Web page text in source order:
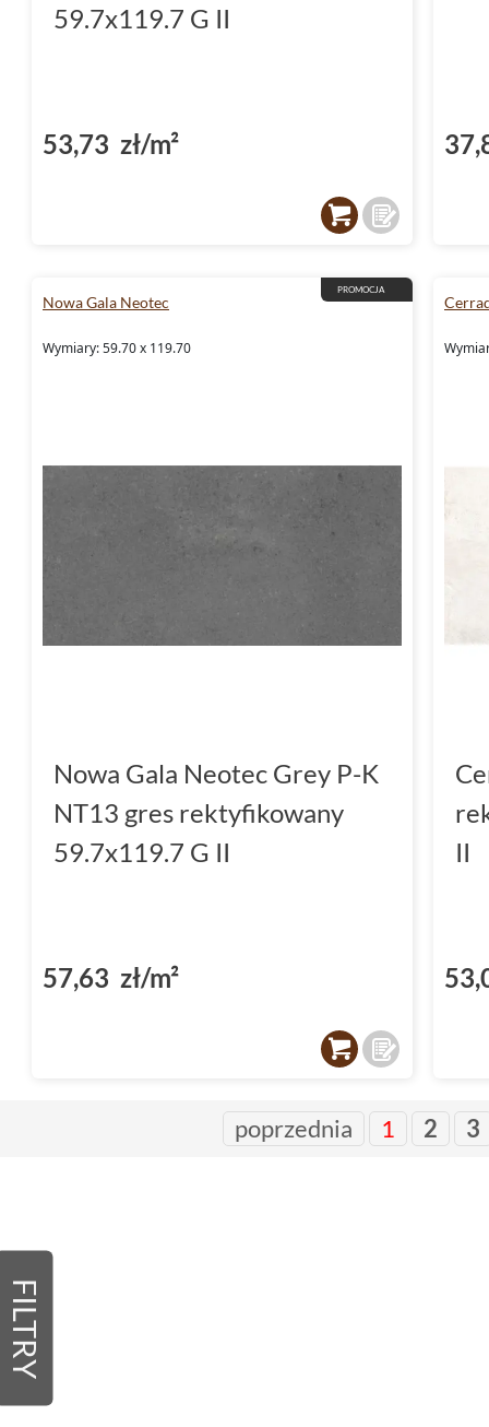
FILTRY
59.7x119.7 G II
53,73 zł/m²
PROMOCJA
Nowa Gala Neotec
Wymiary: 59.70 x 119.70
Nowa Gala Neotec Grey P-K
NT13 gres rektyfikowany
59.7x119.7 G II
57,63 zł/m²
II
poprzednia 1 2 3